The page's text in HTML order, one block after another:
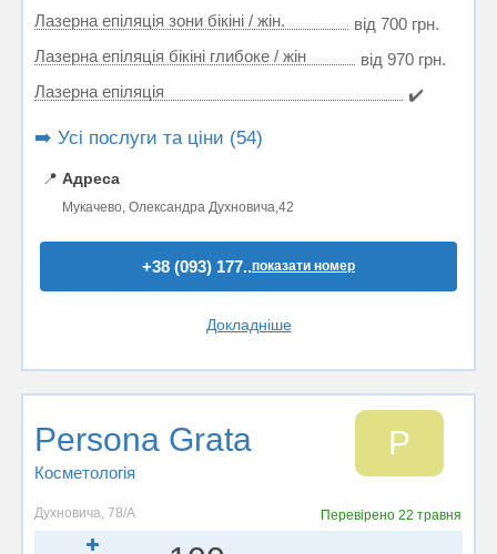
Лазерна епіляція зони бікіні / жін.
від 700 грн.
Лазерна епіляція бікіні глибоке / жін
від 970 грн.
Лазерна епіляція
✔️
➡️ Усі послуги та ціни (54)
📍 Адреса
Мукачево, Олександра Духновича,42
+38 (093) 177..показати номер
Докладніше
Persona Grata
Косметологія
P
Духновича, 78/А Перевірено22 травня